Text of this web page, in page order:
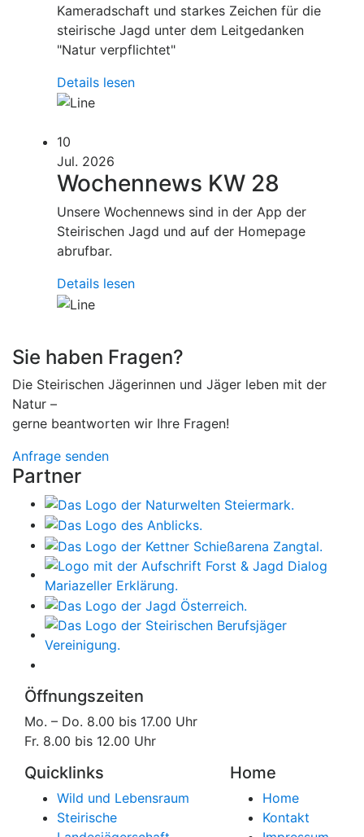
Kameradschaft und starkes Zeichen für die
steirische Jagd unter dem Leitgedanken
"Natur verpflichtet"
Details lesen
10
Jul. 2026
Wochennews KW 28
Unsere Wochennews sind in der App der
Steirischen Jagd und auf der Homepage
abrufbar.
Details lesen
Sie haben Fragen?
Die Steirischen Jägerinnen und Jäger leben mit der
Natur –
gerne beantworten wir Ihre Fragen!
Anfrage senden
Partner
Öffnungszeiten
Mo. – Do. 8.00 bis 17.00 Uhr
Fr. 8.00 bis 12.00 Uhr
Quicklinks
Wild und Lebensraum
Steirische
Home
Home
Kontakt